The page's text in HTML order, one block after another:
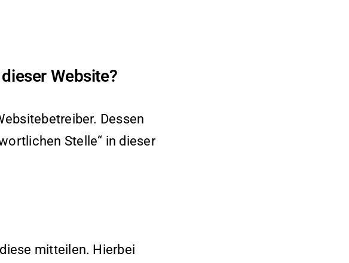
Website?
Dessen
Stelle“ in dieser
mitteilen. Hierbei